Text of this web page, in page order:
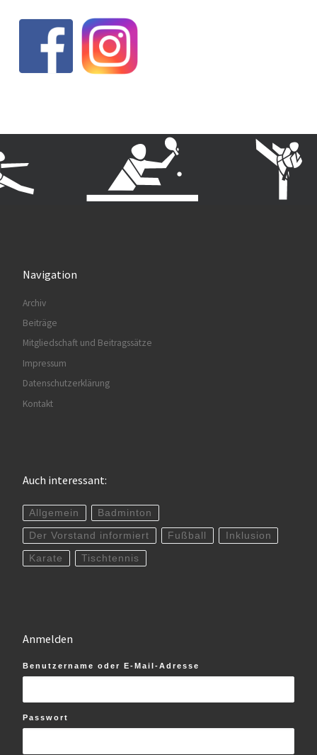
Navigation
Archiv
Beiträge
Mitgliedschaft und Beitragssätze
Impressum
Datenschutzerklärung
Kontakt
Auch interessant:
Allgemein Badminton
Der Vorstand informiert Fußball Inklusion
Karate Tischtennis
Anmelden
Benutzername oder E-Mail-Adresse
Passwort